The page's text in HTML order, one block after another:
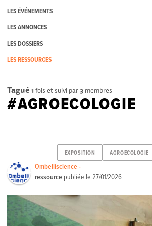
LES ÉVÉNEMENTS
LES ANNONCES
LES DOSSIERS
LES RESSOURCES
Tagué 1 fois et suivi par3 membres
#AGROECOLOGIE
EXPOSITION AGROECOLOGIE
Ombelliscience -
ressource publiée le27/01/2026